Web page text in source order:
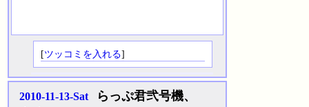
[ツッコミを入れる]
2010-11-13-Sat
らっぷ君弐号機、